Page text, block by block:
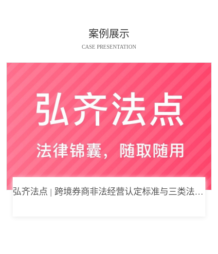
案例展示
CASE PRESENTATION
弘齐法点 | 跨境券商非法经营认定标准与三类法律风险边界